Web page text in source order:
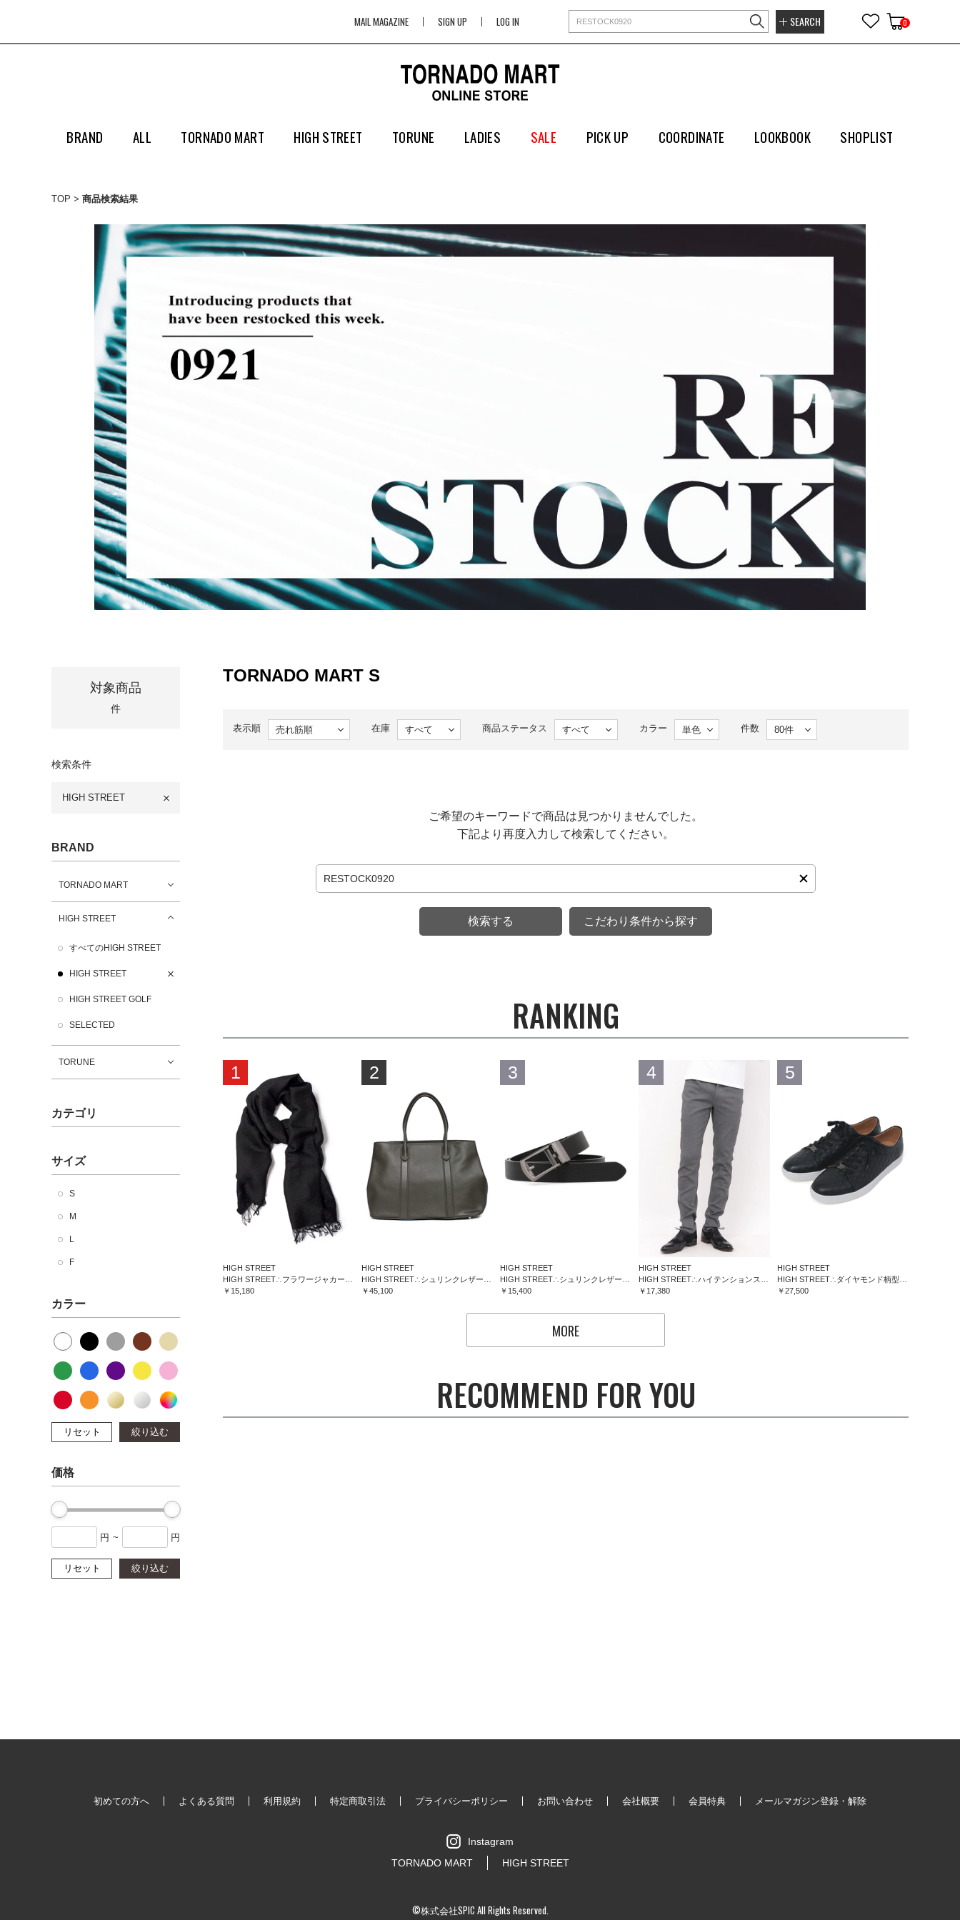
MAIL MAGAZINE SIGN UP LOG IN SEARCH 0
BRAND ALL TORNADO MART HIGH STREET TORUNE LADIES SALE PICK UP COORDINATE LOOKBOOK SHOPLIST
TOP 商品検索結果
対象商品
件
検索条件
HIGH STREET
BRAND
TORNADO MART
HIGH STREET
すべてのHIGH STREET
HIGH STREET
HIGH STREET GOLF
SELECTED
TORUNE
カテゴリ
サイズ
S
M
L
F
カラー
リセット 絞り込む
価格
円 ~ 円
リセット 絞り込む
TORNADO MART S
表示順 在庫 商品ステータス カラー 件数
ご希望のキーワードで商品は見つかりませんでした。
下記より再度入力して検索してください。
こだわり条件から探す
RANKING
1
HIGH STREET
￥15,180
2
HIGH STREET
￥45,100
3
HIGH STREET
￥15,400
4
HIGH STREET
￥17,380
5
HIGH STREET
￥27,500
MORE
RECOMMEND FOR YOU
初めての方へ よくある質問 利用規約 特定商取引法 プライバシーポリシー お問い合わせ 会社概要 会員特典 メールマガジン登録・解除
Instagram
TORNADO MART
HIGH STREET
©株式会社SPIC All Rights Reserved.